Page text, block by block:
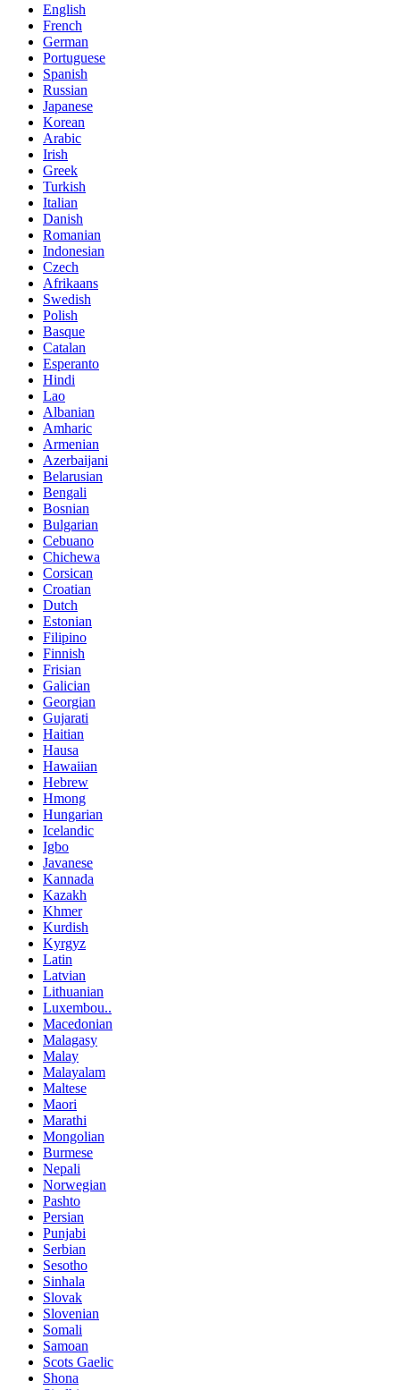
English
French
German
Portuguese
Spanish
Russian
Japanese
Korean
Arabic
Irish
Greek
Turkish
Italian
Danish
Romanian
Indonesian
Czech
Afrikaans
Swedish
Polish
Basque
Catalan
Esperanto
Hindi
Lao
Albanian
Amharic
Armenian
Azerbaijani
Belarusian
Bengali
Bosnian
Bulgarian
Cebuano
Chichewa
Corsican
Croatian
Dutch
Estonian
Filipino
Finnish
Frisian
Galician
Georgian
Gujarati
Haitian
Hausa
Hawaiian
Hebrew
Hmong
Hungarian
Icelandic
Igbo
Javanese
Kannada
Kazakh
Khmer
Kurdish
Kyrgyz
Latin
Latvian
Lithuanian
Luxembou..
Macedonian
Malagasy
Malay
Malayalam
Maltese
Maori
Marathi
Mongolian
Burmese
Nepali
Norwegian
Pashto
Persian
Punjabi
Serbian
Sesotho
Sinhala
Slovak
Slovenian
Somali
Samoan
Scots Gaelic
Shona